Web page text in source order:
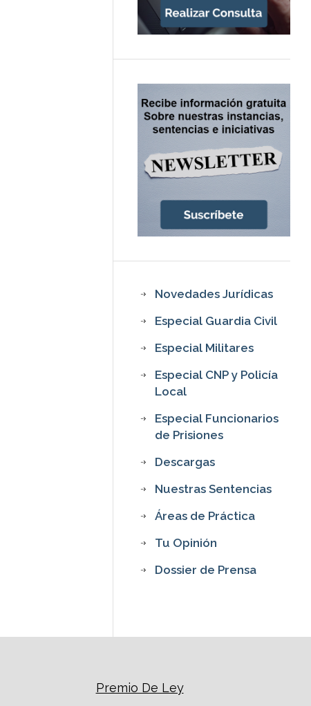
Novedades Jurídicas
Especial Guardia Civil
Especial Militares
Especial CNP y Policía
Local
Especial Funcionarios
de Prisiones
Descargas
Nuestras Sentencias
Áreas de Práctica
Tu Opinión
Dossier de Prensa
Premio De Ley